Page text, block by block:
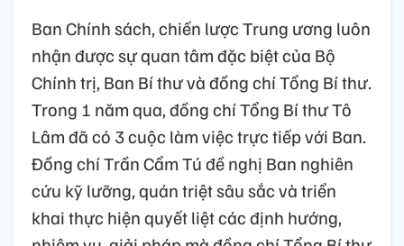
Ban Chính sách, chiến lược Trung ương luôn
nhận được sự quan tâm đặc biệt của Bộ
Chính trị, Ban Bí thư và đồng chí Tổng Bí thư.
Trong 1 năm qua, đồng chí Tổng Bí thư Tô
Lâm đã có 3 cuộc làm việc trực tiếp với Ban.
Đồng chí Trần Cẩm Tú đề nghị Ban nghiên
cứu kỹ lưỡng, quán triệt sâu sắc và triển
khai thực hiện quyết liệt các định hướng,